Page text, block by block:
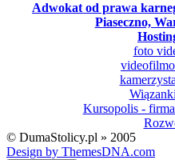
Adwokat od prawa
Piaseczno,
foto
Kursopolis -
© DumaStolicy.pl » 2005
Design by ThemesDNA.com